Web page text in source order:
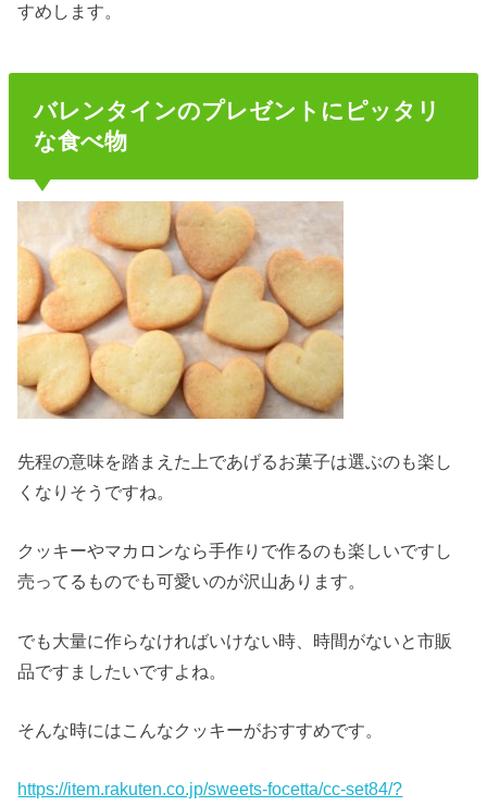
すめします。
バレンタインのプレゼントにピッタリ
な食べ物
先程の意味を踏まえた上であげるお菓子は選ぶのも楽し
くなりそうですね。
クッキーやマカロンなら手作りで作るのも楽しいですし
売ってるものでも可愛いのが沢山あります。
でも大量に作らなければいけない時、時間がないと市販
品ですましたいですよね。
そんな時にはこんなクッキーがおすすめです。
https://item.rakuten.co.jp/sweets-focetta/cc-set84/?